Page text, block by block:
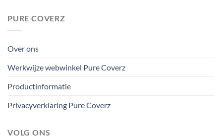
PURE COVERZ
Over ons
Werkwijze webwinkel Pure Coverz
Productinformatie
Privacyverklaring Pure Coverz
VOLG ONS